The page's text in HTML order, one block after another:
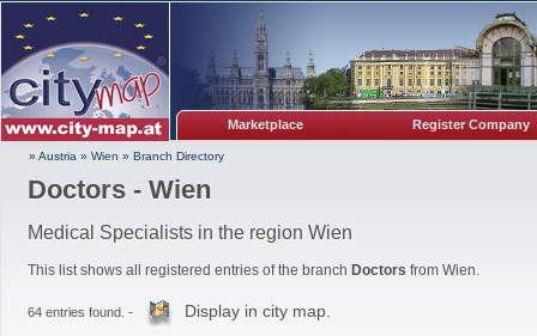
Marketplace Register Company
» Austria » Wien » Branch Directory
Doctors - Wien
Medical Specialists in the region Wien
This list shows all registered entries of the branch Doctors from Wien.
64 entries found. - Display in city map.